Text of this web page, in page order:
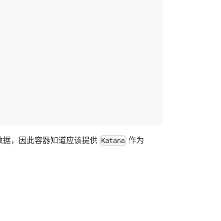
，因此容器知道应该提供 Katana 作为